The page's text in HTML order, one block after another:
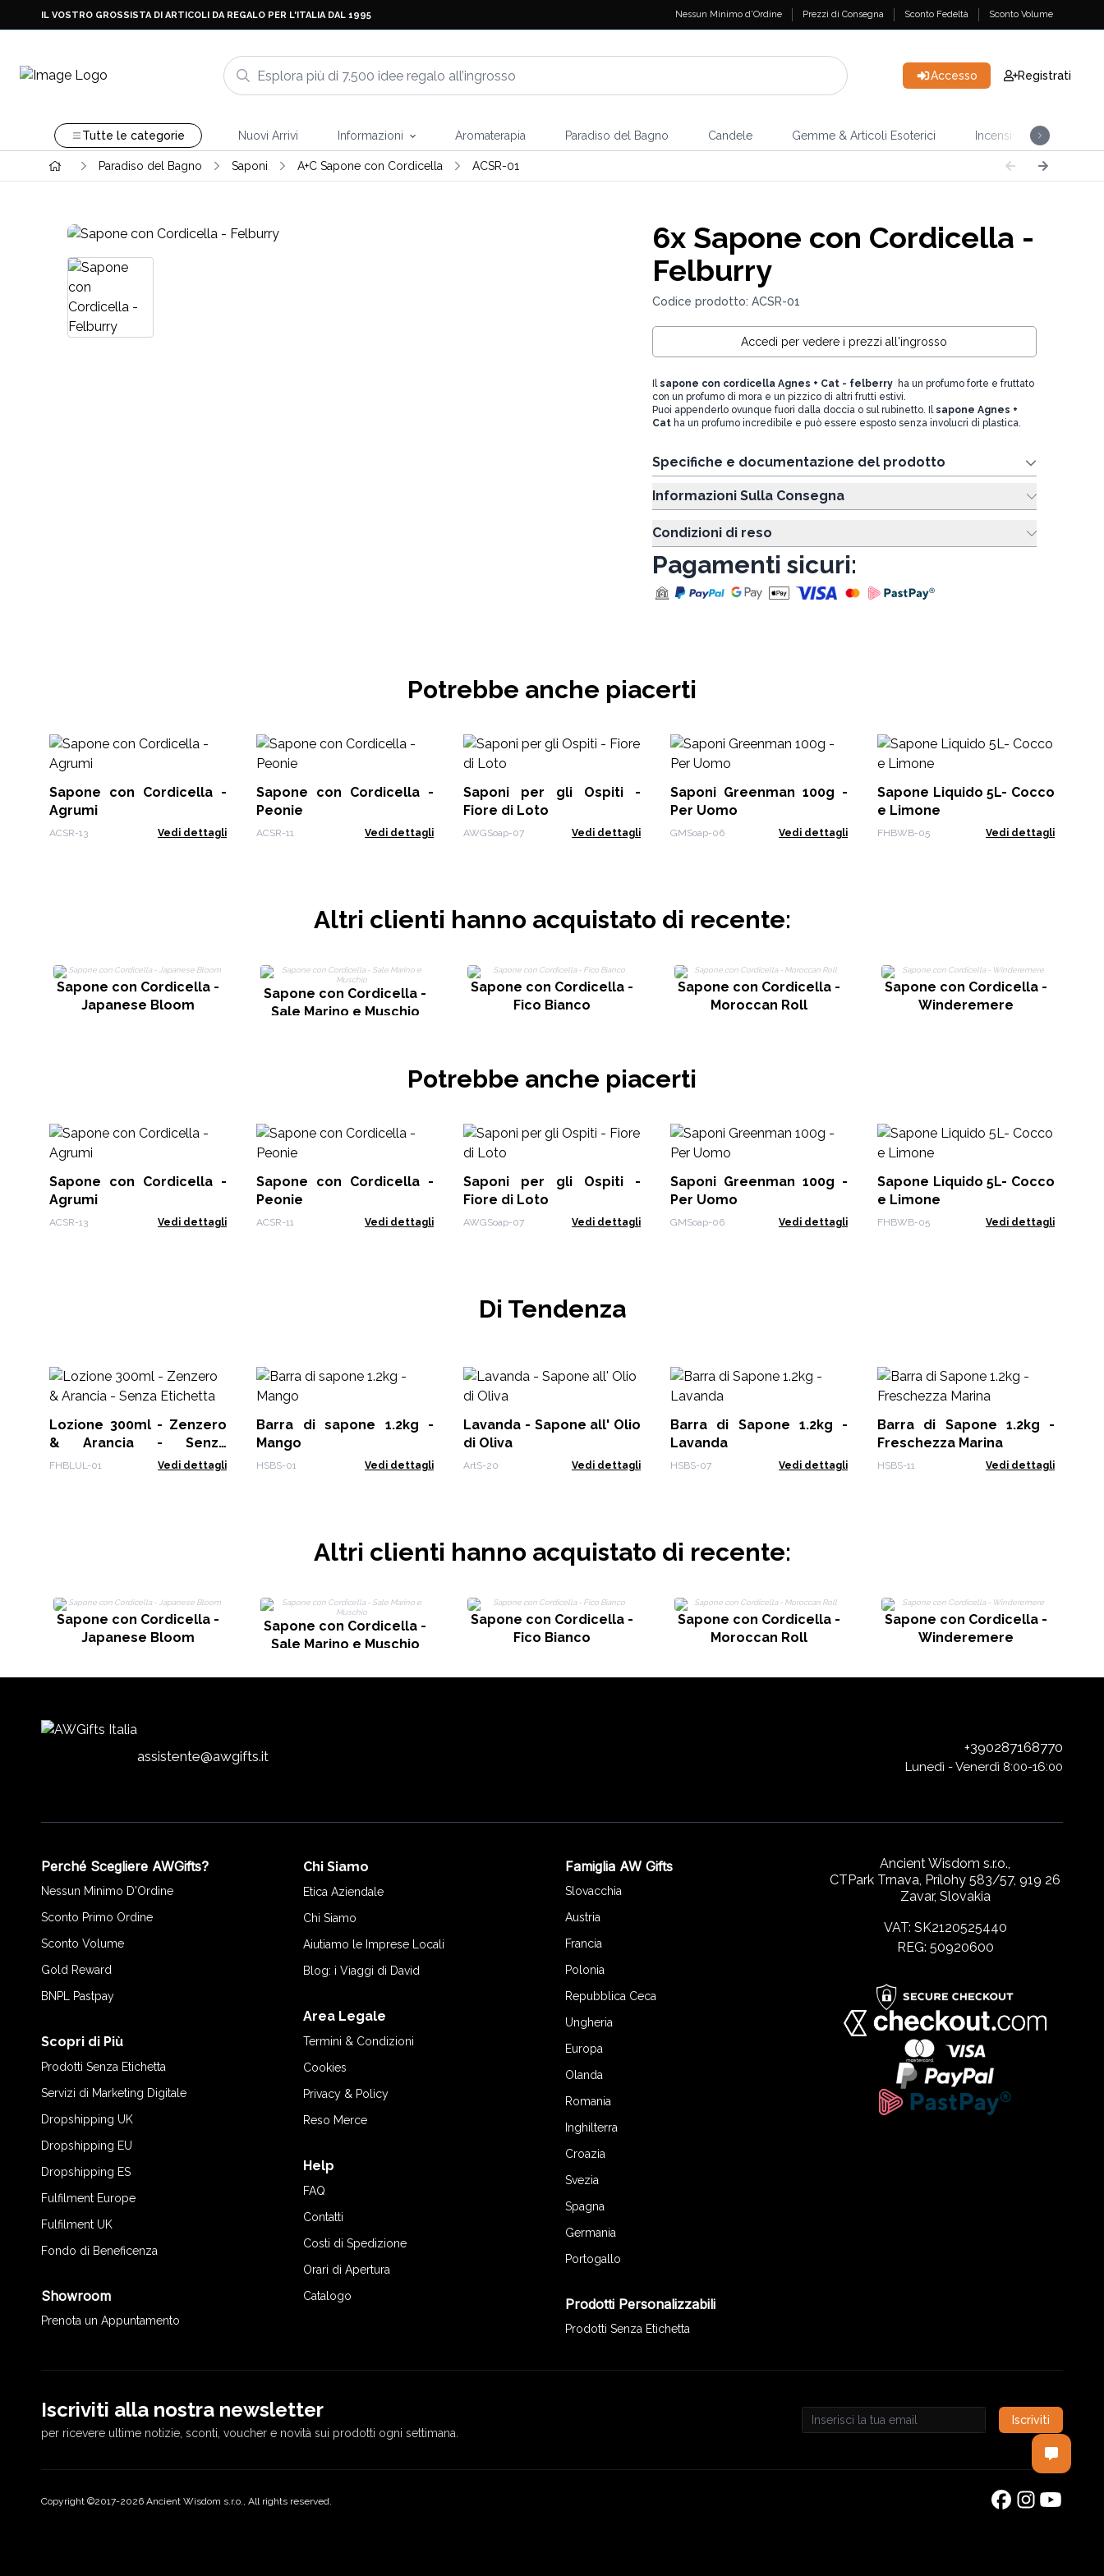
IL VOSTRO GROSSISTA DI ARTICOLI DA REGALO PER L'ITALIA DAL 1995 Nessun Minimo d'Ordine Prezzi di Consegna Sconto Fedeltà Sconto Volume
Accesso Registrati
Tutte le categorie Nuovi Arrivi Informazioni Aromaterapia Paradiso del Bagno Candele Gemme & Articoli Esoterici Incensi
Paradiso del Bagno Saponi A+C Sapone con Cordicella ACSR-01
6xSapone con Cordicella -
Felburry
Codice prodotto: ACSR-01
Accedi per vedere i prezzi all'ingrosso
Ilsapone con cordicella Agnes + Cat - felberry ha un profumo forte e fruttato
con un profumo di mora e un pizzico di altri frutti estivi.
Puoi appenderlo ovunque fuori dalla doccia o sul rubinetto. Ilsapone Agnes +
Catha un profumo incredibile e può essere esposto senza involucri di plastica.
Specifiche e documentazione del prodotto
Informazioni Sulla Consegna
Condizioni di reso
Pagamenti sicuri:
Potrebbe anche piacerti
Sapone con Cordicella -
Agrumi
ACSR-13 Vedi dettagli
Sapone con Cordicella -
Peonie
ACSR-11 Vedi dettagli
Saponi per gli Ospiti -
Fiore di Loto
AWGSoap-07 Vedi dettagli
Saponi Greenman 100g -
Per Uomo
GMSoap-06 Vedi dettagli
Sapone Liquido 5L- Cocco
e Limone
FHBWB-05 Vedi dettagli
Altri clienti hanno acquistato di recente:
Sapone con Cordicella -
Japanese Bloom
Sapone con Cordicella -
Sale Marino e Muschio
Sapone con Cordicella -
Fico Bianco
Sapone con Cordicella -
Moroccan Roll
Sapone con Cordicella -
Winderemere
Potrebbe anche piacerti
Sapone con Cordicella -
Agrumi
ACSR-13 Vedi dettagli
Sapone con Cordicella -
Peonie
ACSR-11 Vedi dettagli
Saponi per gli Ospiti -
Fiore di Loto
AWGSoap-07 Vedi dettagli
Saponi Greenman 100g -
Per Uomo
GMSoap-06 Vedi dettagli
Sapone Liquido 5L- Cocco
e Limone
FHBWB-05 Vedi dettagli
Di Tendenza
Lozione 300ml - Zenzero
& Arancia - Senza
Etichetta
FHBLUL-01 Vedi dettagli
Barra di sapone 1.2kg -
Mango
HSBS-01 Vedi dettagli
Lavanda - Sapone all' Olio
di Oliva
ArtS-20 Vedi dettagli
Barra di Sapone 1.2kg -
Lavanda
HSBS-07 Vedi dettagli
Barra di Sapone 1.2kg -
Freschezza Marina
HSBS-11 Vedi dettagli
Altri clienti hanno acquistato di recente:
Sapone con Cordicella -
Japanese Bloom
Sapone con Cordicella -
Sale Marino e Muschio
Sapone con Cordicella -
Fico Bianco
Sapone con Cordicella -
Moroccan Roll
Sapone con Cordicella -
Winderemere
assistente@awgifts.it
+390287168770
Lunedì - Venerdì 8:00-16:00
Perché Scegliere AWGifts?
Nessun Minimo D'Ordine
Sconto Primo Ordine
Sconto Volume
Gold Reward
BNPL Pastpay
Scopri di Più
Prodotti Senza Etichetta
Servizi di Marketing Digitale
Dropshipping UK
Dropshipping EU
Dropshipping ES
Fulfilment Europe
Fulfilment UK
Fondo di Beneficenza
Showroom
Prenota un Appuntamento
Chi Siamo
Etica Aziendale
Chi Siamo
Aiutiamo le Imprese Locali
Blog: i Viaggi di David
Area Legale
Termini & Condizioni
Cookies
Privacy & Policy
Reso Merce
Help
FAQ
Contatti
Costi di Spedizione
Orari di Apertura
Catalogo
Famiglia AW Gifts
Slovacchia
Austria
Francia
Polonia
Repubblica Ceca
Ungheria
Europa
Olanda
Romania
Inghilterra
Croazia
Svezia
Spagna
Germania
Portogallo
Prodotti Personalizzabili
Prodotti Senza Etichetta
Ancient Wisdom s.r.o.,
CTPark Trnava, Prílohy 583/57, 919 26
Zavar, Slovakia
VAT: SK2120525440
REG: 50920600
Iscriviti alla nostra newsletter
per ricevere ultime notizie, sconti, voucher e novità sui prodotti ogni settimana. Email address
Iscriviti
Copyright ©2017-2026 Ancient Wisdom s.r.o., All rights reserved.